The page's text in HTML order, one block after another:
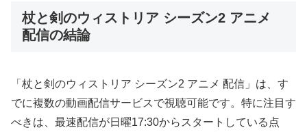
杖と剣のウィストリア シーズン2 アニメ
配信の結論
「杖と剣のウィストリア シーズン2 アニメ 配信」は、す
でに複数の動画配信サービスで視聴可能です。特に注目す
べきは、最速配信が日曜17:30からスタートしている点